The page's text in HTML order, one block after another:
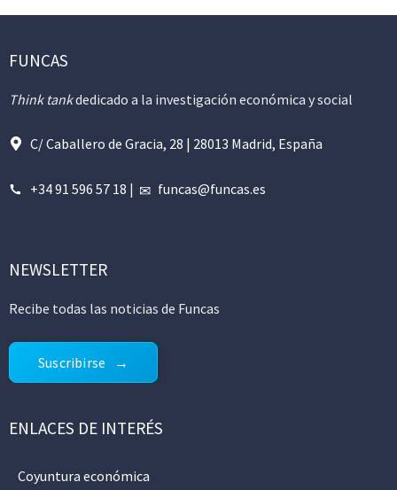
FUNCAS
Think tankdedicado a la investigación económica y social
C/ Caballero de Gracia, 28 | 28013 Madrid, España
+34 91 596 57 18 | funcas@funcas.es
NEWSLETTER
Recibe todas las noticias de Funcas
Suscribirse
ENLACES DE INTERÉS
Coyuntura económica